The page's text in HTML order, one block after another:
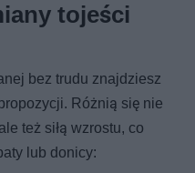
tojeści
bez trudu znajdziesz
Różnią się nie
też siłą wzrostu, co
lub donicy: